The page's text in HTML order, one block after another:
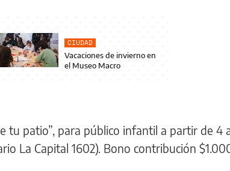
CIUDAD
Vacaciones de invierno en
el Museo Macro
tu patio”, para público infantil a partir de 4
La Capital 1602). Bono contribución